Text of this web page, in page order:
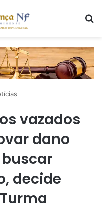
vazados
dano
decide